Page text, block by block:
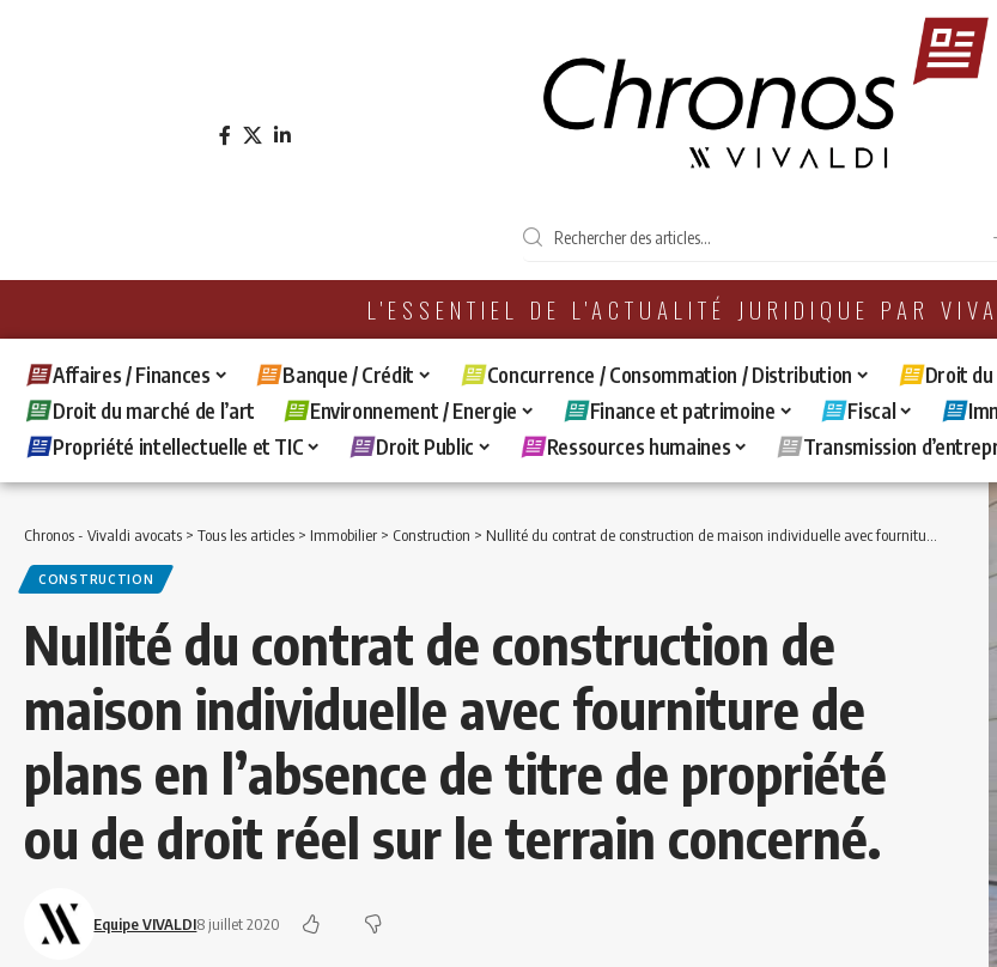
L'ESSENTIEL DE L'ACTUALITÉ JURIDIQUE PAR
Affaires / Finances Banque / Crédit Concurrence / Consommation / Distribution
Droit
Droit du marché de l’art
Environnement / Energie Finance et patrimoine Fiscal
Propriété intellectuelle et TIC
Droit Public Ressources humaines Transmission
Chronos - Vivaldi avocats > Tous les articles > Immobilier > Construction > Nullité du contrat de construction de maison individuelle avec fourniture de plans en l’absence de titre de propriété ou de droit réel sur le terrain concerné.
CONSTRUCTION
Nullité du contrat de construction de
maison individuelle avec fourniture de
plans en l’absence de titre de propriété
ou de droit réel sur le terrain concerné.
Equipe VIVALDI8 juillet 2020